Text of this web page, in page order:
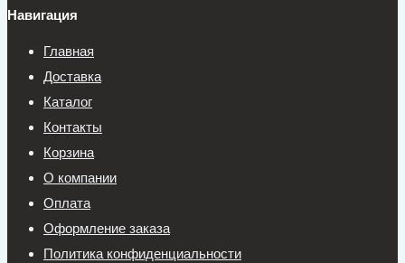
Навигация
Главная
Доставка
Каталог
Контакты
Корзина
О компании
Оплата
Оформление заказа
Политика конфиденциальности